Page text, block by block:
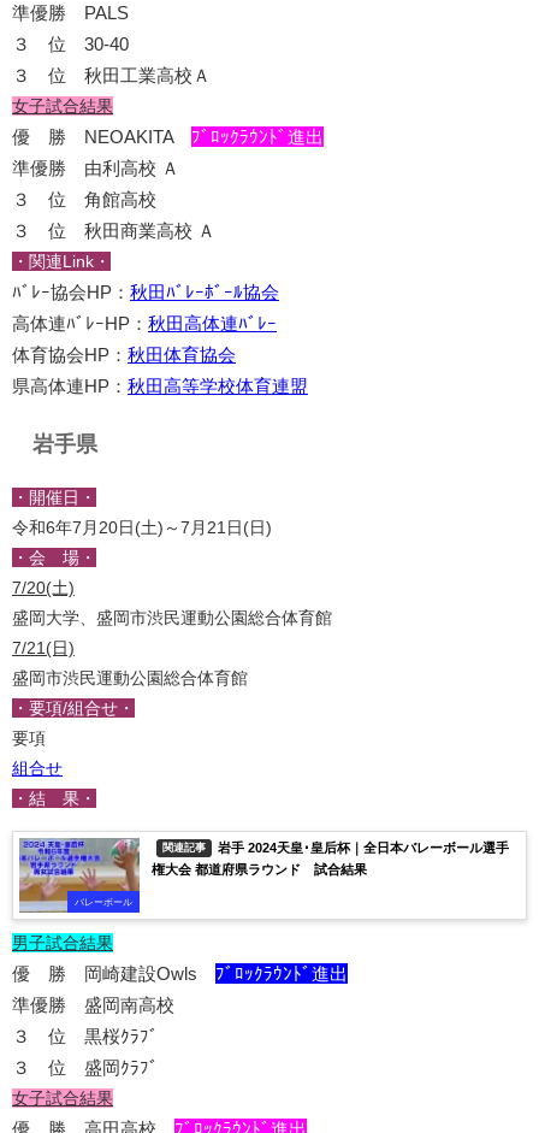
準優勝 PALS
３ 位 30-40
３ 位 秋田工業高校Ａ
女子試合結果
優 勝 NEOAKITA ﾌﾞﾛｯｸﾗｳﾝﾄﾞ進出
準優勝 由利高校 Ａ
３ 位 角館高校
３ 位 秋田商業高校 Ａ
・関連Link・
ﾊﾞﾚｰ協会HP： 秋田ﾊﾞﾚｰﾎﾞｰﾙ協会
高体連ﾊﾞﾚｰHP： 秋田高体連ﾊﾞﾚｰ
体育協会HP： 秋田体育協会
県高体連HP： 秋田高等学校体育連盟
岩手県
・開催日・
令和6年7月20日(土)～7月21日(日)
・会 場・
7/20(土)
盛岡大学、盛岡市渋民運動公園総合体育館
7/21(日)
盛岡市渋民運動公園総合体育館
・要項/組合せ・
要項
組合せ
・結 果・
バレーボール
関連記事
岩手 2024天皇･皇后杯｜全日本バレーボール選手
権大会 都道府県ラウンド 試合結果
男子試合結果
優 勝 岡崎建設Owls ﾌﾞﾛｯｸﾗｳﾝﾄﾞ進出
準優勝 盛岡南高校
３ 位 黒桜ｸﾗﾌﾞ
３ 位 盛岡ｸﾗﾌﾞ
女子試合結果
優 勝 高田高校 ﾌﾞﾛｯｸﾗｳﾝﾄﾞ進出